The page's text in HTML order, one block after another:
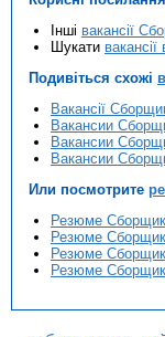
Інші вакансії
Шукати вакансії
Подивіться схожі
Вакансії
Вакансии
Вакансии
Вакансии
Или посмотрите
Резюме
Резюме
Резюме
Резюме